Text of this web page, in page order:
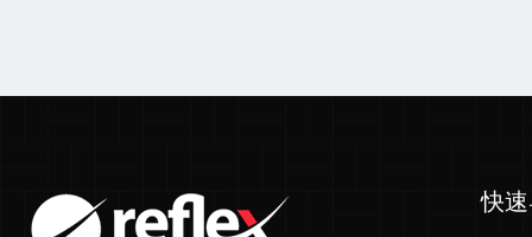
快